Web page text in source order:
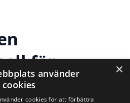
för
i andra
×
använder
cookies
cookies för att förbättra